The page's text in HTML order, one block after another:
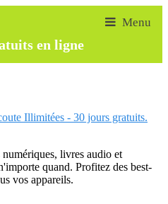
en ligne
Illimitées - 30 jours gratuits.
livres audio et
quand. Profitez des best-
vos appareils.